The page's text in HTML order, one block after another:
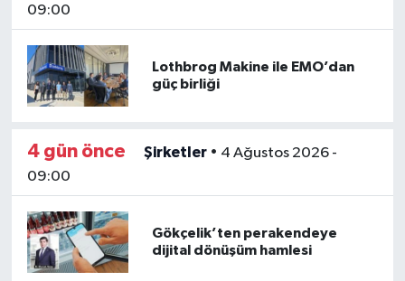
09:00
Lothbrog Makine ile EMO’dan
güç birliği
4 gün önce Şirketler• 4 Ağustos 2026 -
09:00
Gökçelik’ten perakendeye
dijital dönüşüm hamlesi